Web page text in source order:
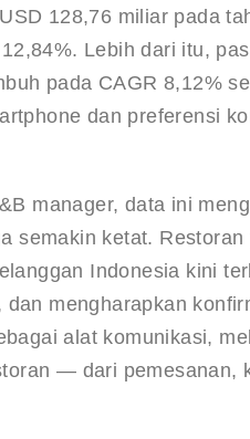
128,76 miliar pada
. Lebih dari itu,
pada CAGR 8,12%
dan preferensi
manager, data ini
semakin ketat.
Indonesia kini
mengharapkan
alat komunikasi,
— dari pemesanan,